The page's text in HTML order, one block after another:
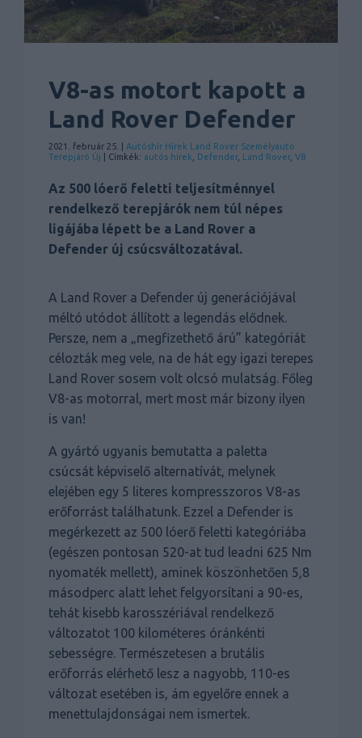
V8-as motort kapott a
Land Rover Defender
2021. február 25. | Autóshír Hírek Land Rover Személyauto
Terepjáró Új | Címkék: autós hírek Defender, Land Rover, V8
Az 500 lóerő feletti teljesítménnyel
rendelkező terepjárók nem túl népes
ligájába lépett be a Land Rover a
Defender új csúcsváltozatával.
A Land Rover a Defender új generációjával
méltó utódot állított a legendás elődnek.
Persze, nem a „megfizethető árú” kategóriát
célozták meg vele, na de hát egy igazi terepes
Land Rover sosem volt olcsó mulatság. Főleg
V8-as motorral, mert most már bizony ilyen
is van!
A gyártó ugyanis bemutatta a paletta
csúcsát képviselő alternatívát, melynek
elejében egy 5 literes kompresszoros V8-as
erőforrást találhatunk. Ezzel a Defender is
megérkezett az 500 lóerő feletti kategóriába
(egészen pontosan 520-at tud leadni 625 Nm
nyomaték mellett), aminek köszönhetően 5,8
másodperc alatt lehet felgyorsítani a 90-es,
tehát kisebb karosszériával rendelkező
változatot 100 kilométeres óránkénti
sebességre. Természetesen a brutális
erőforrás elérhető lesz a nagyobb, 110-es
változat esetében is, ám egyelőre ennek a
menettulajdonságai nem ismertek.